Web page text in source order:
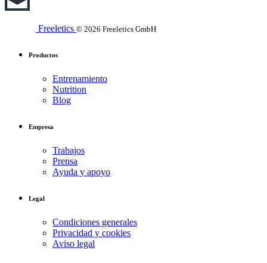
Freeletics © 2026 Freeletics GmbH
Productos
Entrenamiento
Nutrition
Blog
Empresa
Trabajos
Prensa
Ayuda y apoyo
Legal
Condiciones generales
Privacidad y cookies
Aviso legal